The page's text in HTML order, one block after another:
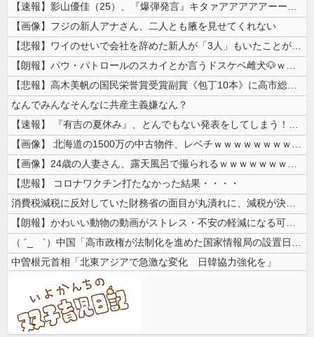
【速報】影山優佳（25）、『爆弾発言』キタァアアアアアーーーーー！！
【画像】フジの新人アナさん、二人とも腋を見せてくれない
【悲報】ワイのせいで会社を辞めた新人が「3人」もいたことが発覚ｗｗｗｗ...
【朗報】パウ・パトロールのスカイとか言うドスケベ雌犬🐶ｗｗｗｗｗｗｗ...
【悲報】高木美帆の国民栄誉賞受賞副賞《包丁10本》に高市総理の名前も刻...
なんでみんなそんなに共産主義嫌なん？
【速報】 『有吉の夏休み』、とんでもない発表をしてしまう！！！！！
【画像】 北海道の1500万の中古物件、レベチｗｗｗｗｗｗｗｗｗｗｗｗ...
【画像】24歳の人妻さん、露天風呂で撮られるｗｗｗｗｗｗｗｗｗｗｗｗ...
【悲報】 コロナワクチン打たなかった結果・・・・
消費税減税に反対していた財務省の面目が丸潰れに、減税が決まった途端に市...
【朗報】かわいい動物の動画がストレス・不安の軽減になる可能性。英大学の...
（ ´_ゝ`）中国「高市政権が法制化を進めた国家情報局の設置日が7月3...
中曽根元首相「北東アジアで急激な変化 日韓協力強化を」